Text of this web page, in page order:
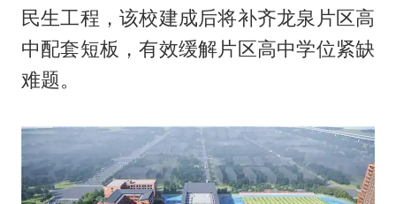
民生工程，该校建成后将补齐龙泉片区高
中配套短板，有效缓解片区高中学位紧缺
难题。